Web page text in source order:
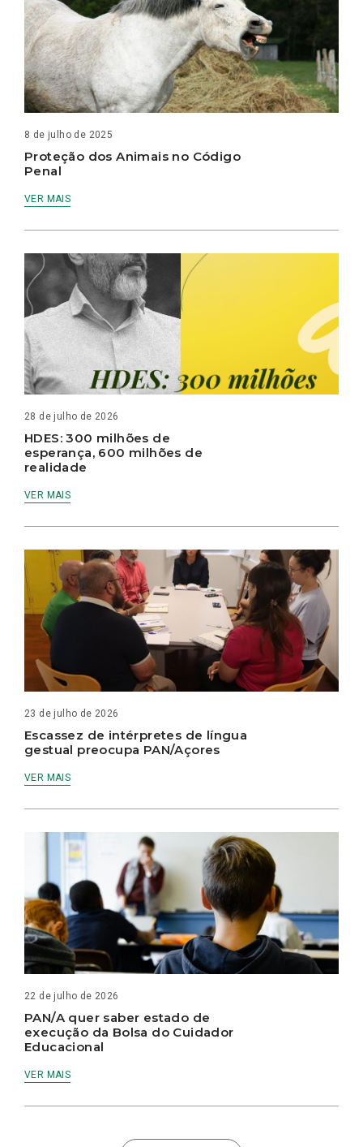
8 de julho de 2025
Proteção dos Animais no Código
Penal
VER MAIS
28 de julho de 2026
HDES: 300 milhões de
esperança, 600 milhões de
realidade
VER MAIS
23 de julho de 2026
Escassez de intérpretes de língua
gestual preocupa PAN/Açores
VER MAIS
22 de julho de 2026
PAN/A quer saber estado de
execução da Bolsa do Cuidador
Educacional
VER MAIS